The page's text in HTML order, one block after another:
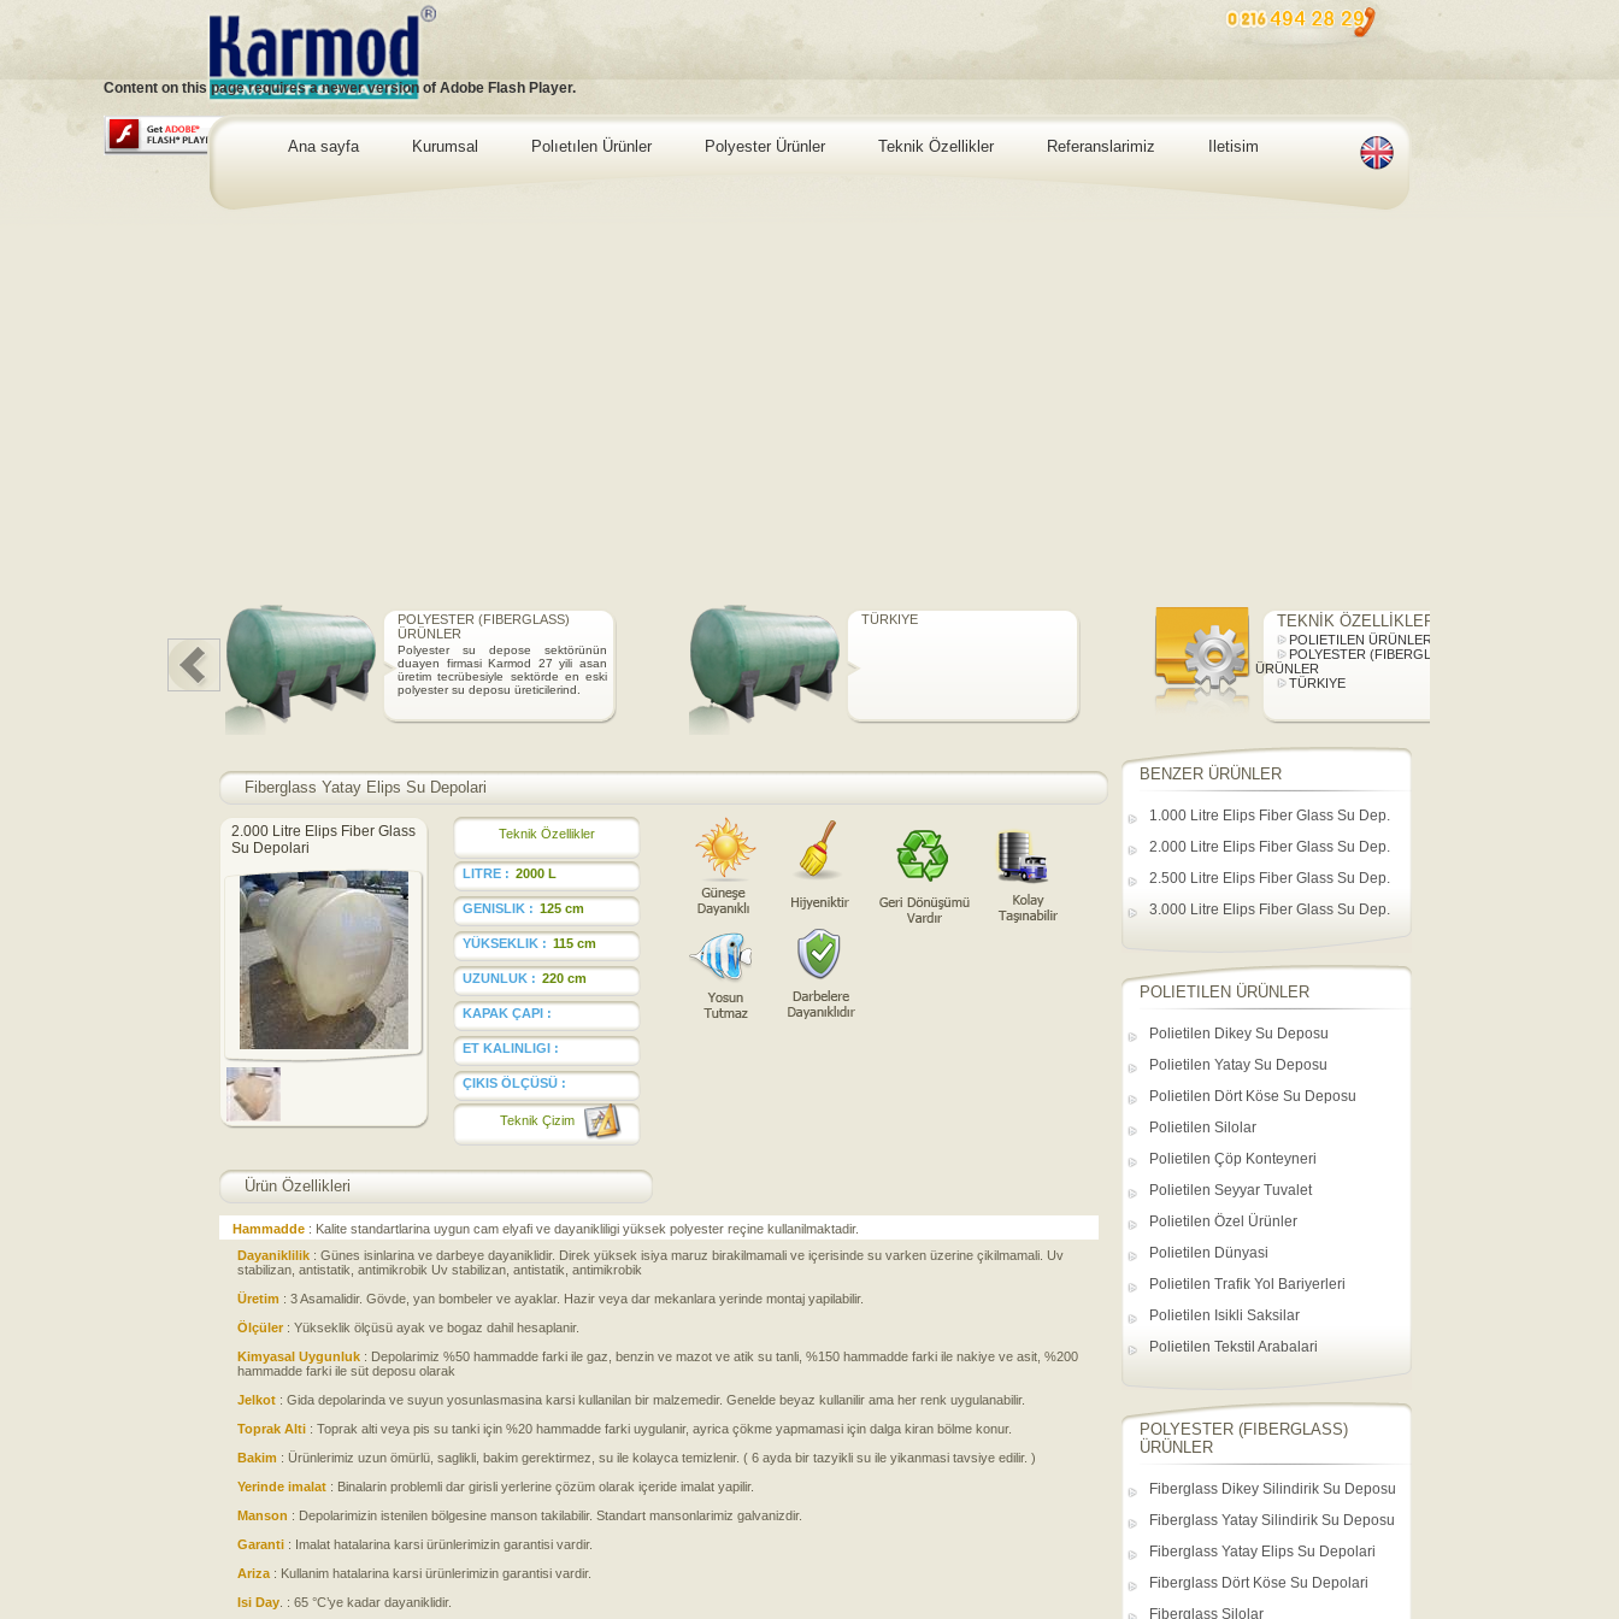
Ana sayfa Kurumsal Polıetılen Ürünler Polyester Ürünler Teknik Özellikler Referanslarimiz Iletisim
Content on this page requires a newer version of Adobe Flash Player.
POLYESTER (FIBERGLASS)
ÜRÜNLER
Polyester su depose sektörünün
duayen firmasi Karmod 27 yili asan
üretim tecrübesiyle sektörde en eski
polyester su deposu üreticilerind.
TÜRKIYE TEKNİK ÖZELLİKLER
POLIETILEN ÜRÜNLER
POLYESTER (FIBERGLASS)
ÜRÜNLER
TÜRKIYE
Fiberglass Yatay Elips Su Depolari
2.000 Litre Elips Fiber Glass
Su Depolari
Teknik Özellikler
LITRE : 2000 L
GENISLIK : 125 cm
YÜKSEKLIK : 115 cm
UZUNLUK : 220 cm
KAPAK ÇAPI :
ET KALINLIGI :
ÇIKIS ÖLÇÜSÜ :
Teknik Çizim
Ürün Özellikleri
Hammadde : Kalite standartlarina uygun cam elyafi ve dayanikliligi yüksek polyester reçine kullanilmaktadir.
Dayaniklilik : Günes isinlarina ve darbeye dayaniklidir. Direk yüksek isiya maruz birakilmamali ve içerisinde su varken üzerine çikilmamali. Uv
stabilizan, antistatik, antimikrobik Uv stabilizan, antistatik, antimikrobik
Üretim : 3 Asamalidir. Gövde, yan bombeler ve ayaklar. Hazir veya dar mekanlara yerinde montaj yapilabilir.
Ölçüler : Yükseklik ölçüsü ayak ve bogaz dahil hesaplanir.
Kimyasal Uygunluk : Depolarimiz %50 hammadde farki ile gaz, benzin ve mazot ve atik su tanli, %150 hammadde farki ile nakiye ve asit, %200
hammadde farki ile süt deposu olarak
Jelkot : Gida depolarinda ve suyun yosunlasmasina karsi kullanilan bir malzemedir. Genelde beyaz kullanilir ama her renk uygulanabilir.
Toprak Alti : Toprak alti veya pis su tanki için %20 hammadde farki uygulanir, ayrica çökme yapmamasi için dalga kiran bölme konur.
Bakim : Ürünlerimiz uzun ömürlü, saglikli, bakim gerektirmez, su ile kolayca temizlenir. ( 6 ayda bir tazyikli su ile yikanmasi tavsiye edilir. )
Yerinde imalat : Binalarin problemli dar girisli yerlerine çözüm olarak içeride imalat yapilir.
Manson : Depolarimizin istenilen bölgesine manson takilabilir. Standart mansonlarimiz galvanizdir.
Garanti : Imalat hatalarina karsi ürünlerimizin garantisi vardir.
Ariza : Kullanim hatalarina karsi ürünlerimizin garantisi vardir.
Isi Day . : 65 °C’ye kadar dayaniklidir.
BENZER ÜRÜNLER
1.000 Litre Elips Fiber Glass Su Dep.
2.000 Litre Elips Fiber Glass Su Dep.
2.500 Litre Elips Fiber Glass Su Dep.
3.000 Litre Elips Fiber Glass Su Dep.
POLIETILEN ÜRÜNLER
Polietilen Dikey Su Deposu
Polietilen Yatay Su Deposu
Polietilen Dört Köse Su Deposu
Polietilen Silolar
Polietilen Çöp Konteyneri
Polietilen Seyyar Tuvalet
Polietilen Özel Ürünler
Polietilen Dünyasi
Polietilen Trafik Yol Bariyerleri
Polietilen Isikli Saksilar
Polietilen Tekstil Arabalari
POLYESTER (FIBERGLASS)
ÜRÜNLER
Fiberglass Dikey Silindirik Su Deposu
Fiberglass Yatay Silindirik Su Deposu
Fiberglass Yatay Elips Su Depolari
Fiberglass Dört Köse Su Depolari
Fiberglass Silolar